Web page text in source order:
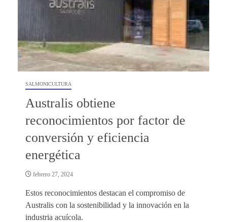
SALMONICULTURA
Australis obtiene
reconocimientos por factor de
conversión y eficiencia
energética
febrero 27, 2024
Estos reconocimientos destacan el compromiso de
Australis con la sostenibilidad y la innovación en la
industria acuícola.